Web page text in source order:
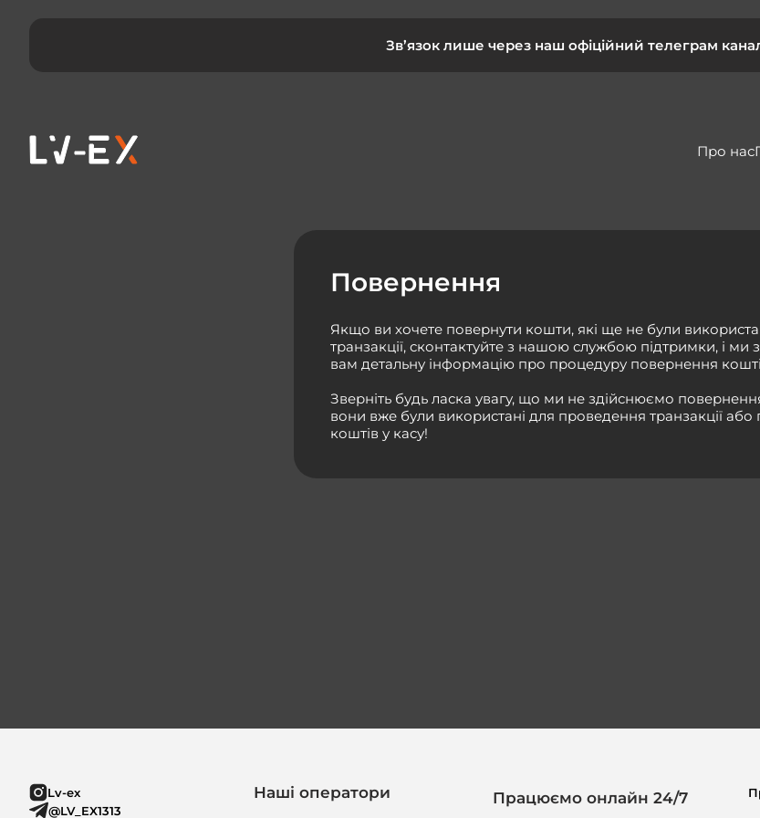
Зв’язок лише через наш офіційний телеграм
Про нас
Повернення
Якщо ви хочете повернути кошти, які ще не були
транзакції, сконтактуйте з нашою службою підтримки, і ми
вам детальну інформацію про процедуру повернення
Зверніть будь ласка увагу, що ми не здійснюємо
вони вже були використані для проведення транзакції або
коштів у касу!
Lv-ex
@LV_EX1313
Наші оператори Працюємо онлайн 24/7